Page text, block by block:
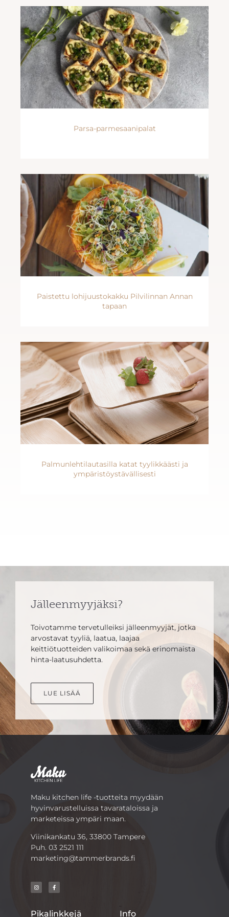
Parsa-parmesaanipalat
Paistettu lohijuustokakku Pilvilinnan Annan
tapaan
Palmunlehtilautasilla katat tyylikkäästi ja
ympäristöystävällisesti
Jälleenmyyjäksi?
Toivotamme tervetulleiksi jälleenmyyjät, jotka
arvostavat tyyliä, laatua, laajaa
keittiötuotteiden valikoimaa sekä erinomaista
hinta-laatusuhdetta.
LUE LISÄÄ
Maku kitchen life -tuotteita myydään
hyvinvarustelluissa tavarataloissa ja
marketeissa ympäri maan.
Viinikankatu 36, 33800 Tampere
Puh. 03 2521 111
marketing@tammerbrands.fi
Pikalinkkejä Info